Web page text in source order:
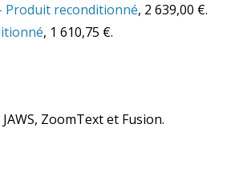
Produit reconditionné, 2 639,00 €.
, 1 610,75 €.
ZoomText et Fusion.